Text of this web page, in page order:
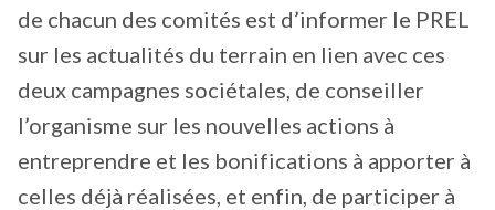
de chacun des comités est d’informer le PREL
sur les actualités du terrain en lien avec ces
deux campagnes sociétales, de conseiller
l’organisme sur les nouvelles actions à
entreprendre et les bonifications à apporter à
celles déjà réalisées, et enfin, de participer à